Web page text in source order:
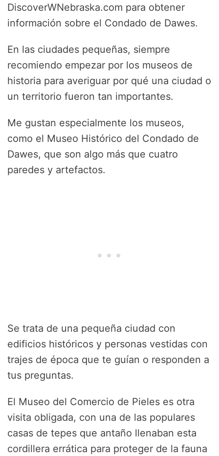
DiscoverWNebraska.com para obtener
información sobre el Condado de Dawes.
En las ciudades pequeñas, siempre
recomiendo empezar por los museos de
historia para averiguar por qué una ciudad o
un territorio fueron tan importantes.
Me gustan especialmente los museos,
como el Museo Histórico del Condado de
Dawes, que son algo más que cuatro
paredes y artefactos.
Se trata de una pequeña ciudad con
edificios históricos y personas vestidas con
trajes de época que te guían o responden a
tus preguntas.
El Museo del Comercio de Pieles es otra
visita obligada, con una de las populares
casas de tepes que antaño llenaban esta
cordillera errática para proteger de la fauna